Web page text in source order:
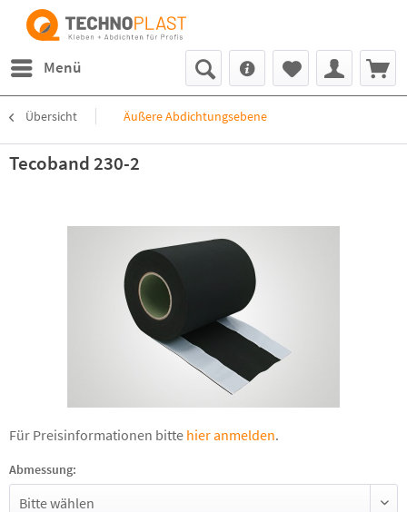
Menü
Übersicht Äußere Abdichtungsebene
Tecoband 230-2
Für Preisinformationen bitte hier anmelden.
Abmessung: